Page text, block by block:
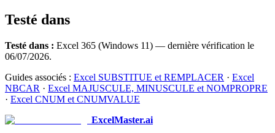
Testé dans
Testé dans : Excel 365 (Windows 11) — dernière vérification le
06/07/2026.
Guides associés : Excel SUBSTITUE et REMPLACER · Excel
NBCAR · Excel MAJUSCULE, MINUSCULE et NOMPROPRE
· Excel CNUM et CNUMVALUE
ExcelMaster.ai